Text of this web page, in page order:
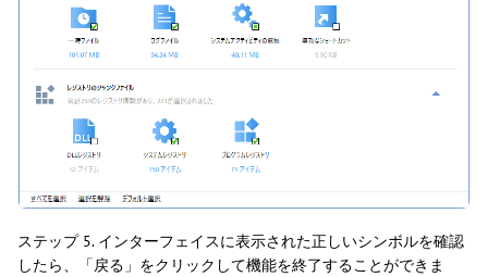
ステップ 5. インターフェイスに表示された正しいシンボルを確認
したら、「戻る」をクリックして機能を終了することができま